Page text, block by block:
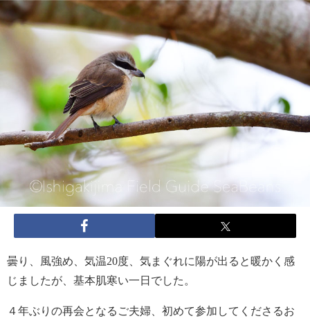
曇り、風強め、気温20度、気まぐれに陽が出ると暖かく感
じましたが、基本肌寒い一日でした。
４年ぶりの再会となるご夫婦、初めて参加してくださるお